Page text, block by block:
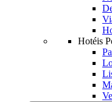
Hotéis